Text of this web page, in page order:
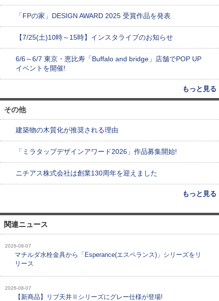
「FPの家」DESIGN AWARD 2025 受賞作品を発表
【7/25(土)10時～15時】インスタライブのお知らせ
6/6～6/7 東京・恵比寿「Buffalo and bridge」店舗でPOP UP
イベントを開催!
もっと見る
その他
建築物の木質化が推奨される理由
「ミラタップデザインアワード2026」作品募集開始!
ニチアス株式会社は創業130周年を迎えました
もっと見る
関連ニュース
2026-08-07
マチルダ水栓金具から「Esperance(エスペランス)」シリーズをリ
リース
2026-08-07
【新商品】リブ天井Ⅱシリーズにグレー仕様が登場!